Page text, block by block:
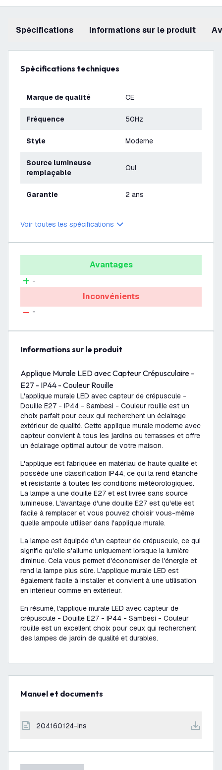
Spécifications Informations sur le produit
Spécifications techniques
Marque de qualité CE
Fréquence 50Hz
Style Moderne
Source lumineuse
remplaçable
Oui
Garantie 2 ans
Voir toutes les spécifications
Avantages
-
Inconvénients
-
Informations sur le produit
Applique Murale LED avec Capteur Crépusculaire -
E27 - IP44 - Couleur Rouille
L'applique murale LED avec capteur de crépuscule -
Douille E27 - IP44 - Sambesi - Couleur rouille est un
choix parfait pour ceux qui recherchent un éclairage
extérieur de qualité. Cette applique murale moderne avec
capteur convient à tous les jardins ou terrasses et offre
un éclairage optimal autour de votre maison.
L'applique est fabriquée en matériau de haute qualité et
possède une classification IP44, ce qui la rend étanche
et résistante à toutes les conditions météorologiques.
La lampe a une douille E27 et est livrée sans source
lumineuse. L'avantage d'une douille E27 est qu'elle est
facile à remplacer et vous pouvez choisir vous-même
quelle ampoule utiliser dans l'applique murale.
La lampe est équipée d'un capteur de crépuscule, ce qui
signifie qu'elle s'allume uniquement lorsque la lumière
diminue. Cela vous permet d'économiser de l'énergie et
rend la lampe plus sûre. L'applique murale LED est
également facile à installer et convient à une utilisation
en intérieur comme en extérieur.
En résumé, l'applique murale LED avec capteur de
crépuscule - Douille E27 - IP44 - Sambesi - Couleur
rouille est un excellent choix pour ceux qui recherchent
des lampes de jardin de qualité et durables.
Manuel et documents
204160124-ins